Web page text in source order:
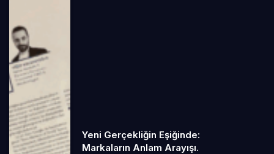
Yeni Gerçekliğin Eşiğinde:
Markaların Anlam Arayışı.